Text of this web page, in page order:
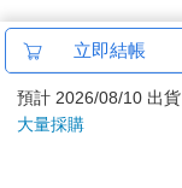
立即結帳
預計 2026/08/10 出貨
大量採購